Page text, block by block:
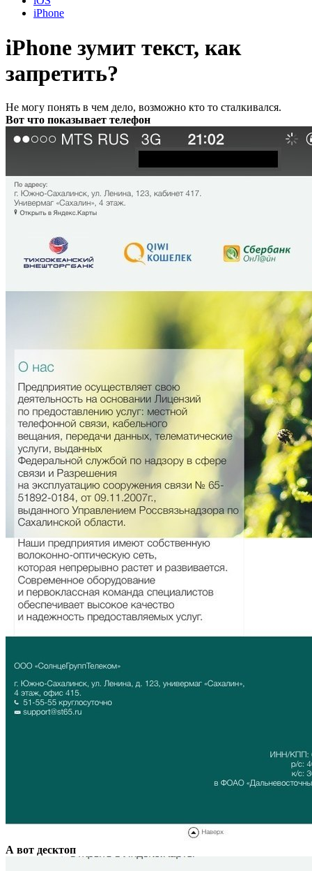
iPhone
iPhone зумит текст, как
запретить?
Не могу понять в чем дело, возможно кто то сталкивался.
Вот что показывает телефон
А вот десктоп